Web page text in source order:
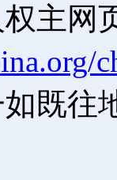
主网
既往